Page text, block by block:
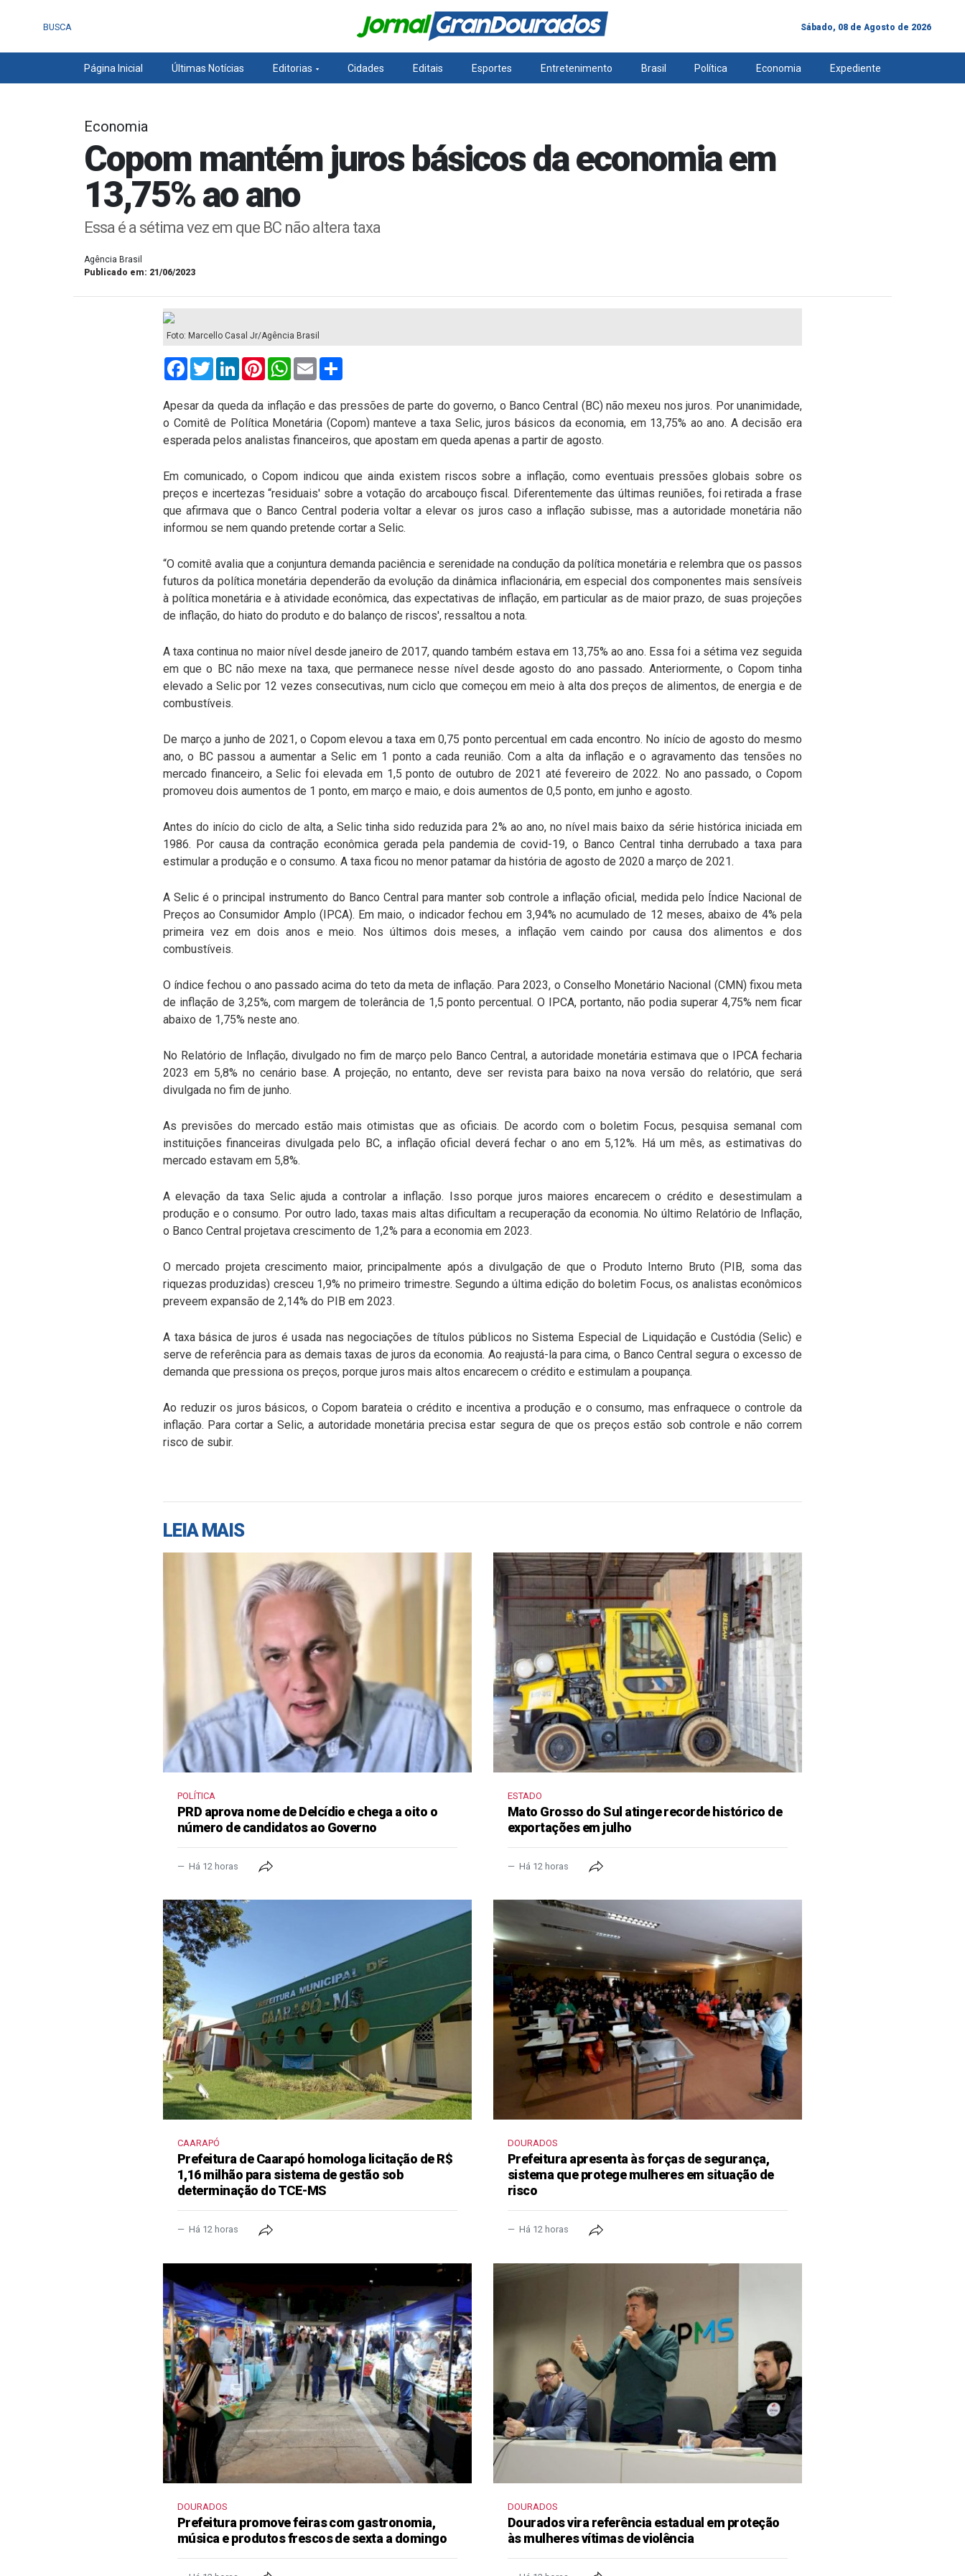
BUSCA Sábado, 08 de Agosto de 2026
Página Inicial Últimas Notícias Editorias Cidades Editais Esportes Entretenimento Brasil Política Economia Expediente
Economia
Copom mantém juros básicos da economia em
13,75% ao ano
Essa é a sétima vez em que BC não altera taxa
Agência Brasil
Publicado em: 21/06/2023
Foto: Marcello Casal Jr/Agência Brasil
FacebookTwitterLinkedInPinterestWhatsApp
Email
Apesar da queda da inflação e das pressões de parte do governo, o Banco Central (BC) não mexeu nos juros. Por unanimidade,
o Comitê de Política Monetária (Copom) manteve a taxa Selic, juros básicos da economia, em 13,75% ao ano. A decisão era
esperada pelos analistas financeiros, que apostam em queda apenas a partir de agosto.
Em comunicado, o Copom indicou que ainda existem riscos sobre a inflação, como eventuais pressões globais sobre os
preços e incertezas “residuais' sobre a votação do arcabouço fiscal. Diferentemente das últimas reuniões, foi retirada a frase
que afirmava que o Banco Central poderia voltar a elevar os juros caso a inflação subisse, mas a autoridade monetária não
informou se nem quando pretende cortar a Selic.
“O comitê avalia que a conjuntura demanda paciência e serenidade na condução da política monetária e relembra que os passos
futuros da política monetária dependerão da evolução da dinâmica inflacionária, em especial dos componentes mais sensíveis
à política monetária e à atividade econômica, das expectativas de inflação, em particular as de maior prazo, de suas projeções
de inflação, do hiato do produto e do balanço de riscos', ressaltou a nota.
A taxa continua no maior nível desde janeiro de 2017, quando também estava em 13,75% ao ano. Essa foi a sétima vez seguida
em que o BC não mexe na taxa, que permanece nesse nível desde agosto do ano passado. Anteriormente, o Copom tinha
elevado a Selic por 12 vezes consecutivas, num ciclo que começou em meio à alta dos preços de alimentos, de energia e de
combustíveis.
De março a junho de 2021, o Copom elevou a taxa em 0,75 ponto percentual em cada encontro. No início de agosto do mesmo
ano, o BC passou a aumentar a Selic em 1 ponto a cada reunião. Com a alta da inflação e o agravamento das tensões no
mercado financeiro, a Selic foi elevada em 1,5 ponto de outubro de 2021 até fevereiro de 2022. No ano passado, o Copom
promoveu dois aumentos de 1 ponto, em março e maio, e dois aumentos de 0,5 ponto, em junho e agosto.
Antes do início do ciclo de alta, a Selic tinha sido reduzida para 2% ao ano, no nível mais baixo da série histórica iniciada em
1986. Por causa da contração econômica gerada pela pandemia de covid-19, o Banco Central tinha derrubado a taxa para
estimular a produção e o consumo. A taxa ficou no menor patamar da história de agosto de 2020 a março de 2021.
A Selic é o principal instrumento do Banco Central para manter sob controle a inflação oficial, medida pelo Índice Nacional de
Preços ao Consumidor Amplo (IPCA). Em maio, o indicador fechou em 3,94% no acumulado de 12 meses, abaixo de 4% pela
primeira vez em dois anos e meio. Nos últimos dois meses, a inflação vem caindo por causa dos alimentos e dos
combustíveis.
O índice fechou o ano passado acima do teto da meta de inflação. Para 2023, o Conselho Monetário Nacional (CMN) fixou meta
de inflação de 3,25%, com margem de tolerância de 1,5 ponto percentual. O IPCA, portanto, não podia superar 4,75% nem ficar
abaixo de 1,75% neste ano.
No Relatório de Inflação, divulgado no fim de março pelo Banco Central, a autoridade monetária estimava que o IPCA fecharia
2023 em 5,8% no cenário base. A projeção, no entanto, deve ser revista para baixo na nova versão do relatório, que será
divulgada no fim de junho.
As previsões do mercado estão mais otimistas que as oficiais. De acordo com o boletim Focus, pesquisa semanal com
instituições financeiras divulgada pelo BC, a inflação oficial deverá fechar o ano em 5,12%. Há um mês, as estimativas do
mercado estavam em 5,8%.
A elevação da taxa Selic ajuda a controlar a inflação. Isso porque juros maiores encarecem o crédito e desestimulam a
produção e o consumo. Por outro lado, taxas mais altas dificultam a recuperação da economia. No último Relatório de Inflação,
o Banco Central projetava crescimento de 1,2% para a economia em 2023.
O mercado projeta crescimento maior, principalmente após a divulgação de que o Produto Interno Bruto (PIB, soma das
riquezas produzidas) cresceu 1,9% no primeiro trimestre. Segundo a última edição do boletim Focus, os analistas econômicos
preveem expansão de 2,14% do PIB em 2023.
A taxa básica de juros é usada nas negociações de títulos públicos no Sistema Especial de Liquidação e Custódia (Selic) e
serve de referência para as demais taxas de juros da economia. Ao reajustá-la para cima, o Banco Central segura o excesso de
demanda que pressiona os preços, porque juros mais altos encarecem o crédito e estimulam a poupança.
Ao reduzir os juros básicos, o Copom barateia o crédito e incentiva a produção e o consumo, mas enfraquece o controle da
inflação. Para cortar a Selic, a autoridade monetária precisa estar segura de que os preços estão sob controle e não correm
risco de subir.
LEIA MAIS
POLÍTICA
PRD aprova nome de Delcídio e chega a oito o
número de candidatos ao Governo
Há 12 horas
ESTADO
Mato Grosso do Sul atinge recorde histórico de
exportações em julho
Há 12 horas
CAARAPÓ
Prefeitura de Caarapó homologa licitação de R$
1,16 milhão para sistema de gestão sob
determinação do TCE-MS
Há 12 horas
DOURADOS
Prefeitura apresenta às forças de segurança,
sistema que protege mulheres em situação de
risco
Há 12 horas
DOURADOS
Prefeitura promove feiras com gastronomia,
música e produtos frescos de sexta a domingo
DOURADOS
Dourados vira referência estadual em proteção
às mulheres vítimas de violência